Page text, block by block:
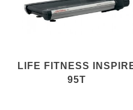
LIFE FITNESS
95T